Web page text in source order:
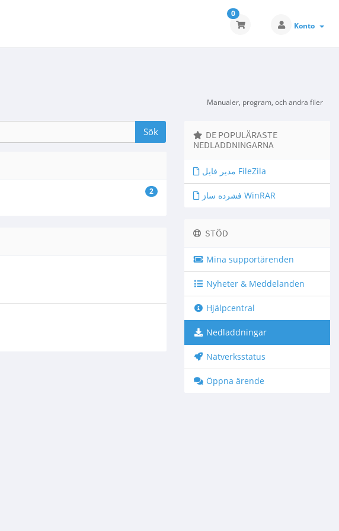
0
Konto
Manualer, program, och andra filer
2
DE POPULÄRASTE
NEDLADDNINGARNA
مدیر فایل FileZila
فشرده ساز WinRAR
STÖD
Mina supportärenden
Nyheter & Meddelanden
Hjälpcentral
Nedladdningar
Nätverksstatus
Öppna ärende